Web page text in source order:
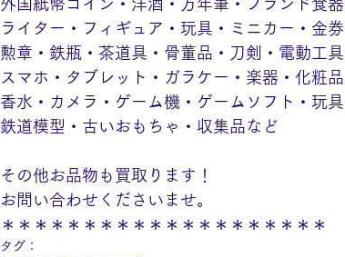
外国紙幣コイン・洋酒・万年筆・ブランド食器
ライター・フィギュア・玩具・ミニカー・金券
勲章・鉄瓶・茶道具・骨董品・刀剣・電動工具
スマホ・タブレット・ガラケー・楽器・化粧品
香水・カメラ・ゲーム機・ゲームソフト・玩具
鉄道模型・古いおもちゃ・収集品など
その他お品物も買取ります！
お問い合わせくださいませ。
＊＊＊＊＊＊＊＊＊＊＊＊＊＊＊＊＊＊＊＊
タグ：